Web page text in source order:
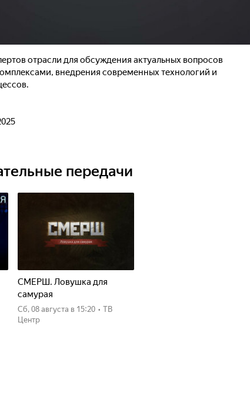
отрасли для обсуждения актуальных вопросов
внедрения современных технологий и
передачи
СМЕРШ. Ловушка для
самурая
сб, 08 августа в 15:20 • ТВ
Центр